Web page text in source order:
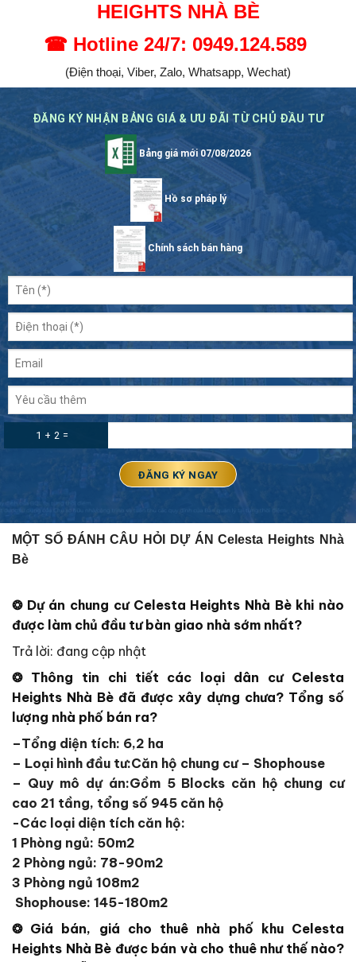
HEIGHTS NHÀ BÈ
☎ Hotline 24/7: 0949.124.589
(Điện thoại, Viber, Zalo, Whatsapp, Wechat)
ĐĂNG KÝ NHẬN BẢNG GIÁ & ƯU ĐÃI TỪ CHỦ ĐẦU TƯ
Bảng giá mới 07/08/2026
Hồ sơ pháp lý
Chính sách bán hàng
1 + 2 =
MỘT SỐ ĐÁNH CÂU HỎI DỰ ÁN Celesta Heights Nhà
Bè
❂ Dự án chung cư Celesta Heights Nhà Bè khi nào
được làm chủ đầu tư bàn giao nhà sớm nhất?
Trả lời: đang cập nhật
❂ Thông tin chi tiết các loại dân cư Celesta
Heights Nhà Bè đã được xây dựng chưa? Tổng số
lượng nhà phố bán ra?
–Tổng diện tích: 6,2 ha
– Loại hình đầu tư:Căn hộ chung cư – Shophouse
– Quy mô dự án:Gồm 5 Blocks căn hộ chung cư
cao 21 tầng, tổng số 945 căn hộ
-Các loại diện tích căn hộ:
1 Phòng ngủ: 50m2
2 Phòng ngủ: 78-90m2
3 Phòng ngủ 108m2
Shophouse: 145-180m2
❂ Giá bán, giá cho thuê nhà phố khu Celesta
Heights Nhà Bè được bán và cho thuê như thế nào?